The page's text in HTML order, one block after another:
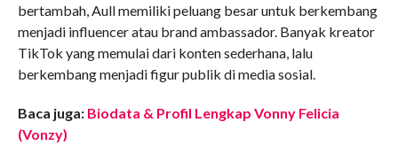
bertambah, Aull memiliki peluang besar untuk berkembang
menjadi influencer atau brand ambassador. Banyak kreator
TikTok yang memulai dari konten sederhana, lalu
berkembang menjadi figur publik di media sosial.
Baca juga: Biodata & Profil Lengkap Vonny Felicia
(Vonzy)